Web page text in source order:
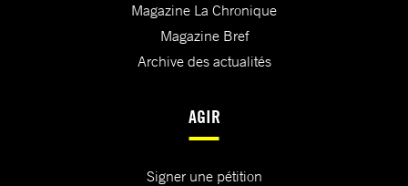
Magazine La Chronique
Magazine Bref
Archive des actualités
AGIR
Signer une pétition